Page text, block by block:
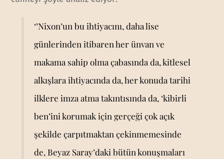
‘’Nixon’un bu ihtiyacını, daha lise
günlerinden itibaren her ünvan ve
makama sahip olma çabasında da, kitlesel
alkışlara ihtiyacında da, her konuda tarihi
ilklere imza atma takıntısında da, ‘kibirli
ben’ini korumak için gerçeği çok açık
şekilde çarpıtmaktan çekinmemesinde
de, Beyaz Saray’daki bütün konuşmaları